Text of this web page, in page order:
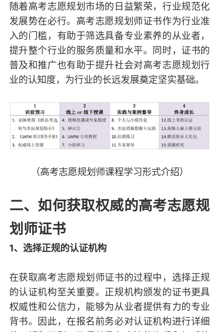
随着高考志愿规划市场的日益繁荣，行业规范化
发展势在必行。高考志愿规划师证书作为行业准
入的门槛，有助于筛选具备专业素养的从业者，
提升整个行业的服务质量和水平。同时，证书的
普及和推广也有助于提升社会对高考志愿规划行
业的认知度，为行业的长远发展奠定坚实基础。
（高考志愿规划师课程学习形式介绍）
二、如何获取权威的高考志愿规
划师证书
1、选择正规的认证机构
在获取高考志愿规划师证书的过程中，选择正规
的认证机构至关重要。正规机构颁发的证书更具
权威性和公信力，能够为从业者提供有力的专业
背书。因此，在报名前务必对认证机构进行详细